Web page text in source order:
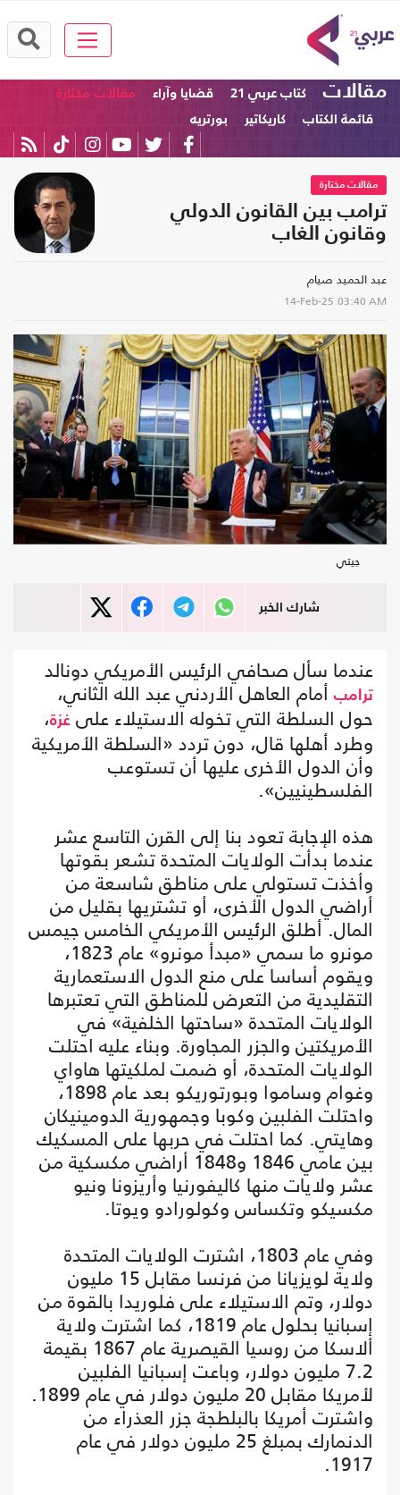
مقالات كتاب عربي 21 قضايا وآراء
مقالات مختارة
قائمة الكتاب
كاريكاتير بورتريه
مقالات مختارة
ترامب بين القانون الدولي
وقانون الغاب
عبد الحميد صيام
14-Feb-25 03:40 AM
جيتي
شارك الخبر
عندما سأل صحافي الرئيس الأمريكي دونالد
ترامب أمام العاهل الأردني عبد الله الثاني،
حول السلطة التي تخوله الاستيلاء على غزة،
وطرد أهلها قال، دون تردد «السلطة الأمريكية
وأن الدول الأخرى عليها أن تستوعب
الفلسطينيين».
هذه الإجابة تعود بنا إلى القرن التاسع عشر
عندما بدأت الولايات المتحدة تشعر بقوتها
وأخذت تستولي على مناطق شاسعة من
أراضي الدول الأخرى، أو تشتريها بقليل من
المال. أطلق الرئيس الأمريكي الخامس جيمس
مونرو ما سمي «مبدأ مونرو» عام 1823،
ويقوم أساسا على منع الدول الاستعمارية
التقليدية من التعرض للمناطق التي تعتبرها
الولايات المتحدة «ساحتها الخلفية» في
الأمريكتين والجزر المجاورة. وبناء عليه احتلت
الولايات المتحدة، أو ضمت لملكيتها هاواي
وغوام وساموا وبورتوريكو بعد عام 1898،
واحتلت الفلبين وكوبا وجمهورية الدومينيكان
وهايتي. كما احتلت في حربها على المسكيك
بين عامي 1846 و1848 أراضي مكسكية من
عشر ولايات منها كاليفورنيا وأريزونا ونيو
مكسيكو وتكساس وكولورادو ويوتا.
وفي عام 1803، اشترت الولايات المتحدة
ولاية لويزيانا من فرنسا مقابل 15 مليون
دولار، وتم الاستيلاء على فلوريدا بالقوة من
إسبانيا بحلول عام 1819، كما اشترت ولاية
ألاسكا من روسيا القيصرية عام 1867 بقيمة
7.2 مليون دولار، وباعت إسبانيا الفلبين
لأمريكا مقابل 20 مليون دولار في عام 1899.
واشترت أمريكا بالبلطجة جزر العذراء من
الدنمارك بمبلغ 25 مليون دولار في عام
1917.